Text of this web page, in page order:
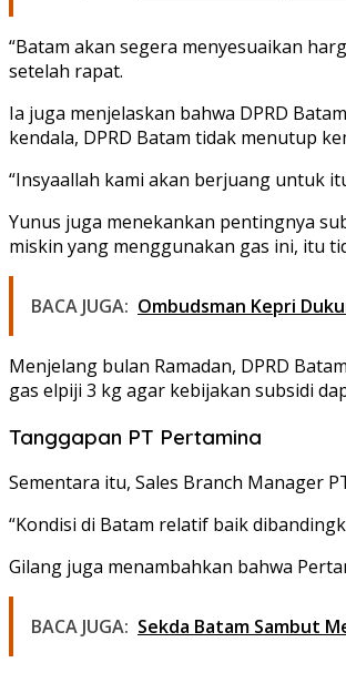
“Batam akan segera menyesuaikan
setelah rapat.
Ia juga menjelaskan bahwa DPRD
kendala, DPRD Batam tidak menutup
“Insyaallah kami akan berjuang untuk
Yunus juga menekankan pentingnya
miskin yang menggunakan gas ini, itu
BACA JUGA: Ombudsman Kepri
Menjelang bulan Ramadan, DPRD
gas elpiji 3 kg agar kebijakan subsidi
Tanggapan PT Pertamina
Sementara itu, Sales Branch Manager
“Kondisi di Batam relatif baik
Gilang juga menambahkan bahwa
BACA JUGA: Sekda Batam Sambut